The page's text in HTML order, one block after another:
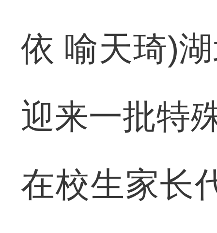
依 喻天琦)
迎来一批特
在校生家长